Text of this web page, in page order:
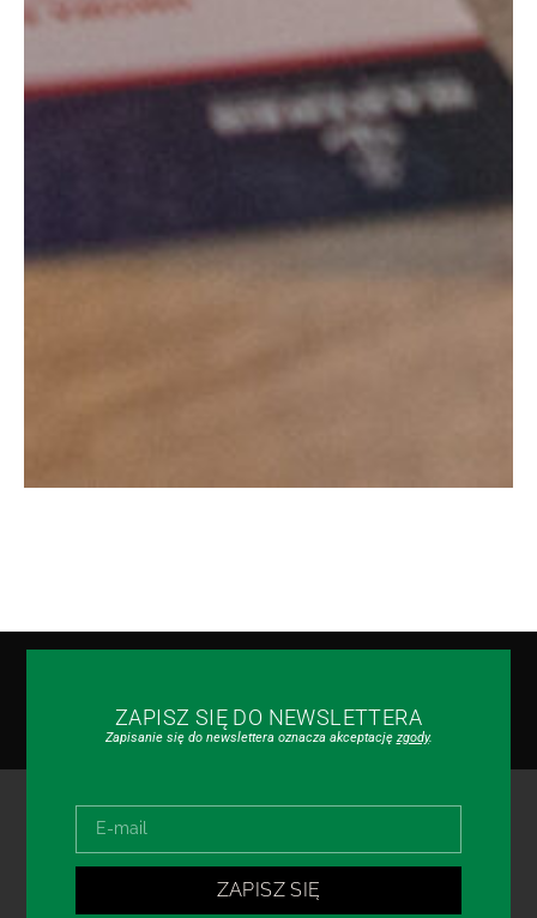
ZAPISZ SIĘ DO NEWSLETTERA
Zapisanie się do newslettera oznacza akceptację zgody.
ZAPISZ SIĘ